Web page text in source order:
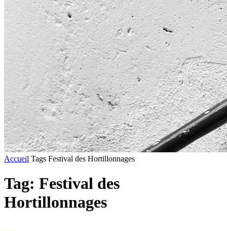
Accueil Tags Festival des Hortillonnages
Tag: Festival des
Hortillonnages